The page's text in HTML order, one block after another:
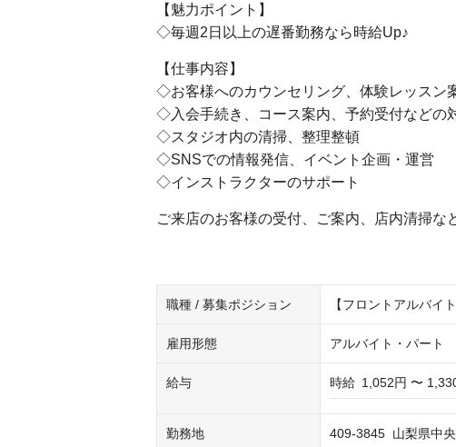
【魅力ポイント】
◇毎週2日以上の遅番勤務なら時給Up♪
【仕事内容】
◇お客様へのカウンセリング、体験レッスン
◇入会手続き、コース案内、予約受付などの
◇スタジオ内の清掃、整理整頓
◇SNSでの情報発信、イベント企画・運営
◇インストラクターのサポート
ご来店のお客様の受付、ご案内、店内清掃な
職種 / 募集ポジション 【フロントアルバイ
雇用形態 アルバイト・パート
給与 時給 1,052円 〜
勤務地
409-3845 山梨県中